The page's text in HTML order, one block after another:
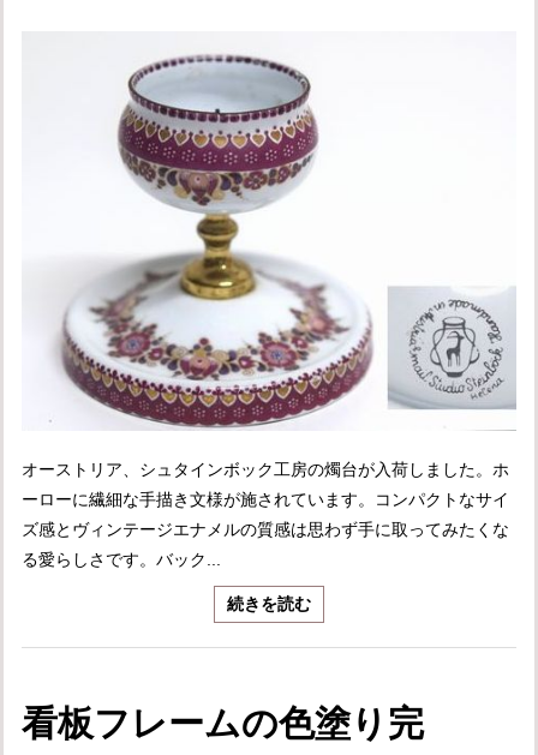
オーストリア、シュタインボック工房の燭台が入荷しました。ホ
ーローに繊細な手描き文様が施されています。コンパクトなサイ
ズ感とヴィンテージエナメルの質感は思わず手に取ってみたくな
る愛らしさです。バック...
続きを読む
看板フレームの色塗り完